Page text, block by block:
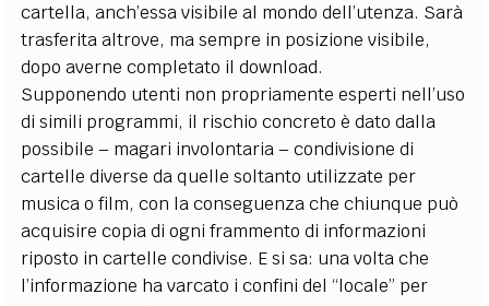
cartella, anch’essa visibile al mondo dell’utenza. Sarà
trasferita altrove, ma sempre in posizione visibile,
dopo averne completato il download.
Supponendo utenti non propriamente esperti nell’uso
di simili programmi, il rischio concreto è dato dalla
possibile – magari involontaria – condivisione di
cartelle diverse da quelle soltanto utilizzate per
musica o film, con la conseguenza che chiunque può
acquisire copia di ogni frammento di informazioni
riposto in cartelle condivise. E si sa: una volta che
l’informazione ha varcato i confini del “locale” per